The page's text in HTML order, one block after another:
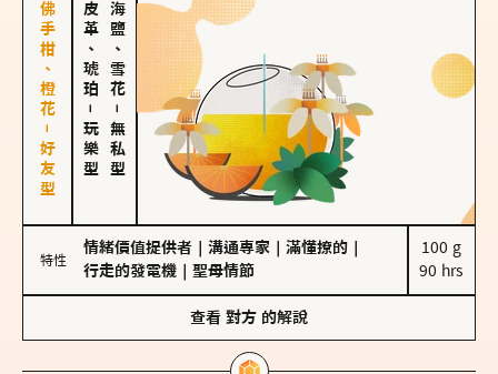
佛手柑、橙花－好友型 皮革、琥珀
－
玩樂型
海鹽、雪花
－
無私型
特性
情緒價值提供者 溝通專家 滿懂撩的
行走的發電機
聖母情節
100 g
90 hrs
查看 對方 的解說